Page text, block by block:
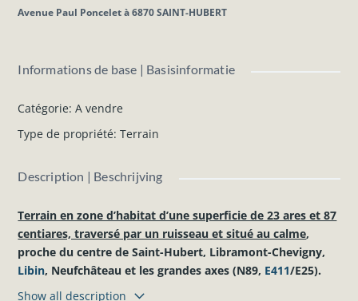
Avenue Paul Poncelet à 6870 SAINT-HUBERT
Informations de base | Basisinformatie
Catégorie: A vendre
Type de propriété: Terrain
Description | Beschrijving
Terrain en zone d’habitat d’une superficie de 23 ares et 87
centiares, traversé par un ruisseau et situé au calme,
proche du centre de Saint-Hubert, Libramont-Chevigny,
Libin, Neufchâteau et les grandes axes (N89, E411/E25).
Show all description